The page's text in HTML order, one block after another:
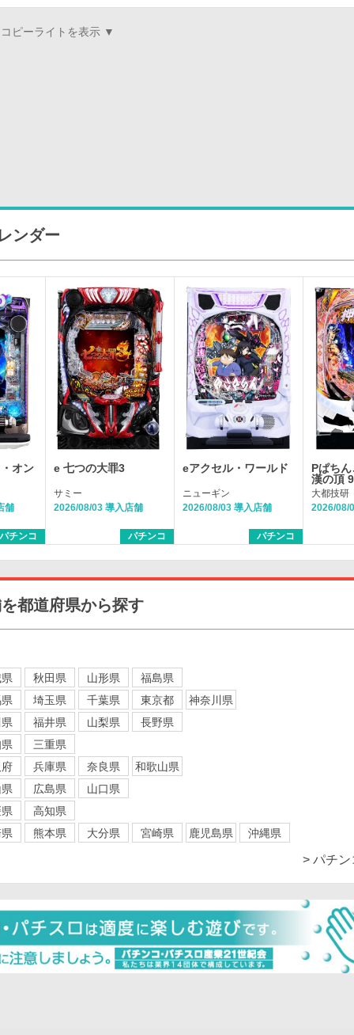
ンダー
オン
舗
パチンコ
e 七つの大罪3
サミー
2026/08/03 導入店舗
パチンコ
eアクセル・ワールド
ニューギン
2026/08/03 導入店舗
パチンコ
Pぱち
漢の頂
大都技研
2026/08/
都道府県から探す
秋田県 山形県
福島県
埼玉県 千葉県 東京都
神奈川県
福井県 山梨県
長野県
三重県
兵庫県 奈良県
和歌山県
広島県
山口県
高知県
熊本県 大分県 宮崎県 鹿児島県 沖縄県
> パチ